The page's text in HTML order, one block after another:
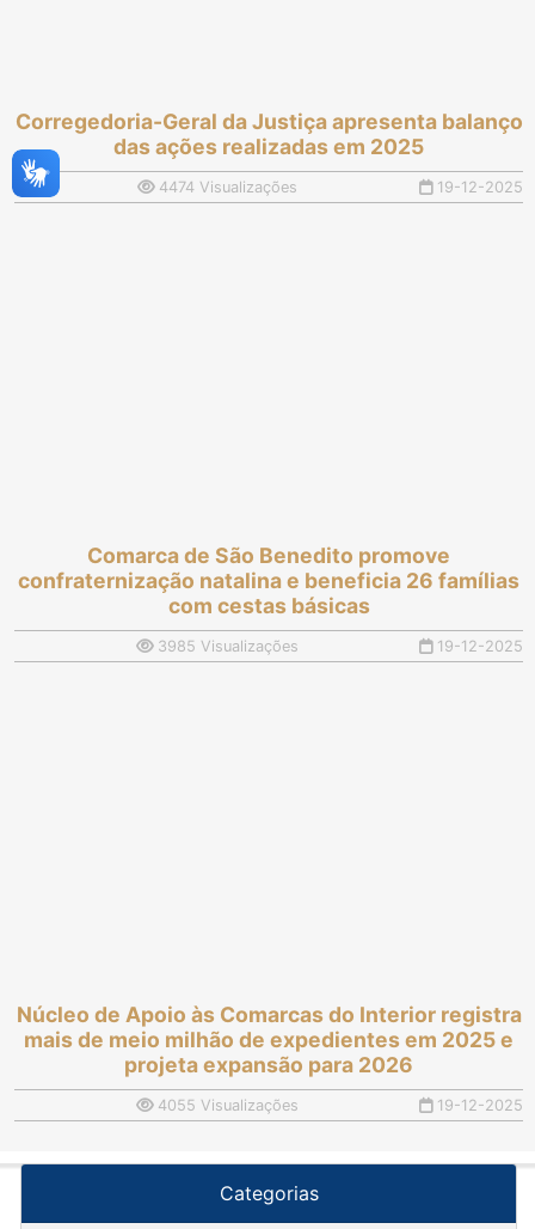
Corregedoria-Geral da Justiça apresenta balanço
das ações realizadas em 2025
4474 Visualizações 19-12-2025
Comarca de São Benedito promove
confraternização natalina e beneficia 26 famílias
com cestas básicas
3985 Visualizações 19-12-2025
Núcleo de Apoio às Comarcas do Interior registra
mais de meio milhão de expedientes em 2025 e
projeta expansão para 2026
4055 Visualizações 19-12-2025
Categorias